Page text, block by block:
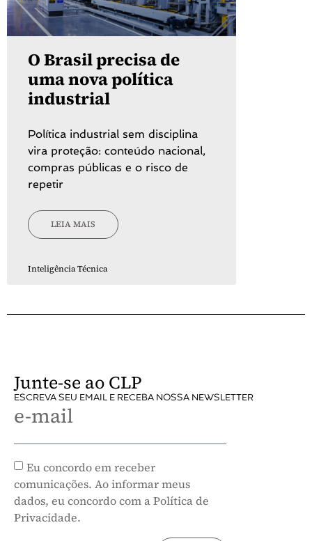
O Brasil precisa de
uma nova política
industrial
Política industrial sem disciplina
vira proteção: conteúdo nacional,
compras públicas e o risco de
repetir
LEIA MAIS
Inteligência Técnica
Junte-se ao CLP
ESCREVA SEU EMAIL E RECEBA NOSSA NEWSLETTER
e-mail
Eu concordo em receber
comunicações. Ao informar meus
dados, eu concordo com a Política de
Privacidade.